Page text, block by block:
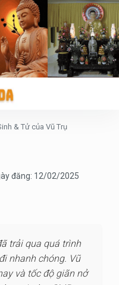
& Tử của Vũ Trụ
đăng: 12/02/2025
trải qua quá trình
nhanh chóng. Vũ
và tốc độ giãn nở